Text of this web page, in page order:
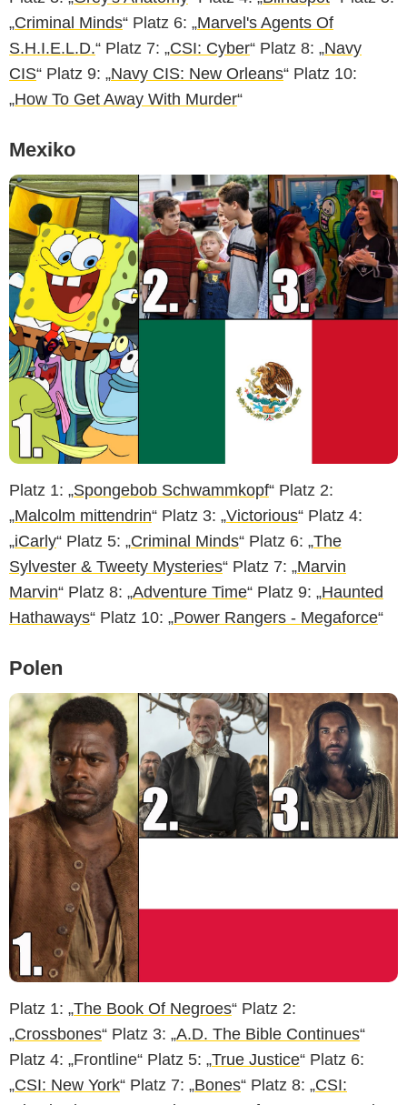
„Criminal Minds“ Platz 6: „Marvel's Agents Of
S.H.I.E.L.D.“ Platz 7: „CSI: Cyber“ Platz 8: „Navy
CIS“ Platz 9: „Navy CIS: New Orleans“ Platz 10:
„How To Get Away With Murder“
Mexiko
Platz 1: „Spongebob Schwammkopf“ Platz 2:
„Malcolm mittendrin“ Platz 3: „Victorious“ Platz 4:
„iCarly“ Platz 5: „Criminal Minds“ Platz 6: „The
Sylvester & Tweety Mysteries“ Platz 7: „Marvin
Marvin“ Platz 8: „Adventure Time“ Platz 9: „Haunted
Hathaways“ Platz 10: „Power Rangers - Megaforce“
Polen
Platz 1: „The Book Of Negroes“ Platz 2:
„Crossbones“ Platz 3: „A.D. The Bible Continues“
Platz 4: „Frontline“ Platz 5: „True Justice“ Platz 6:
„CSI: New York“ Platz 7: „Bones“ Platz 8: „CSI: